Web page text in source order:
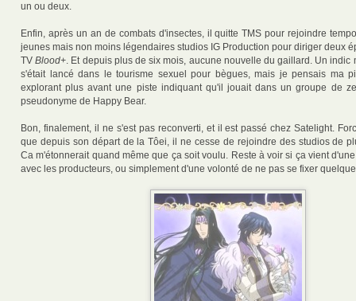
un ou deux.
Enfin, après un an de combats d'insectes, il quitte TMS pour rejoindre
jeunes mais non moins légendaires studios IG Production pour diriger deux
TVBlood+. Et depuis plus de six mois, aucune nouvelle du gaillard. Un indic
s'était lancé dans le tourisme sexuel pour bègues, mais je pensais ma
explorant plus avant une piste indiquant qu'il jouait dans un groupe de
pseudonyme de Happy Bear.
Bon, finalement, il ne s'est pas reconverti, et il est passé chez Satelight.
que depuis son départ de la Tôei, il ne cesse de rejoindre des studios de
Ca m'étonnerait quand même que ça soit voulu. Reste à voir si ça vient
avec les producteurs, ou simplement d'une volonté de ne pas se fixer